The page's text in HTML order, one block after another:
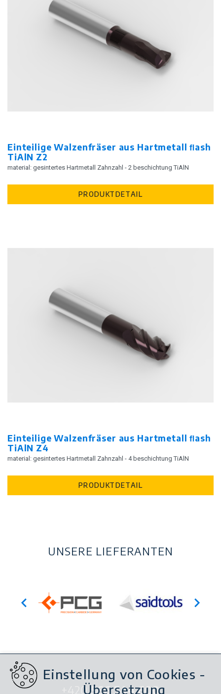
Einteilige Walzenfräser aus Hartmetall ﬂash
TiAlN Z2
material: gesintertes Hartmetall Zahnzahl - 2 beschichtung TiAlN
PRODUKTDETAIL
Einteilige Walzenfräser aus Hartmetall ﬂash
TiAlN Z4
material: gesintertes Hartmetall Zahnzahl - 4 beschichtung TiAlN
PRODUKTDETAIL
UNSERE LIEFERANTEN
+420566 544 600
Einstellung von Cookies -
Übersetzung